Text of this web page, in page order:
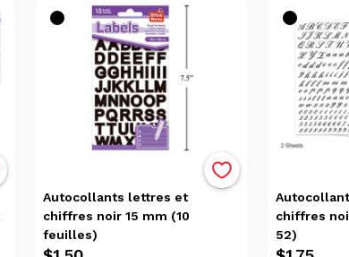
Cartes-cadeaux
Une carte cadeau achetée
même ordre d’idée, une
succursale.
Cueillette en
La cueillette en magasin est
24 heures. Veuillez noter
votre succursale
Vous recevrez un courriel de
récupérer votre commande,
Autocollants lettres et
chiffres noir 15 mm (10
feuilles)
chiffres
52)